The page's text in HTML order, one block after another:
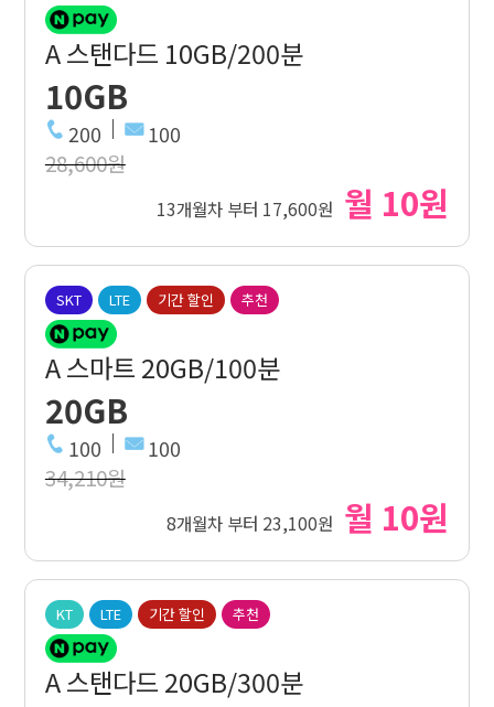
A 스탠다드 10GB/200분
10GB
200 100
28,600원
13개월차 부터 17,600원 월 10원
SKT LTE 기간 할인 추천
A 스마트 20GB/100분
20GB
100 100
34,210원
8개월차 부터 23,100원 월 10원
KT LTE 기간 할인 추천
A 스탠다드 20GB/300분